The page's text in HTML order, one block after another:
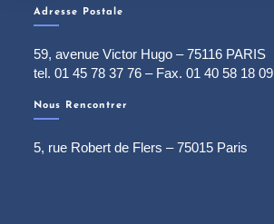
Adresse Postale
59, avenue Victor Hugo – 75116 PARIS
tel. 01 45 78 37 76 – Fax. 01 40 58 18 09
Nous Rencontrer
5, rue Robert de Flers – 75015 Paris